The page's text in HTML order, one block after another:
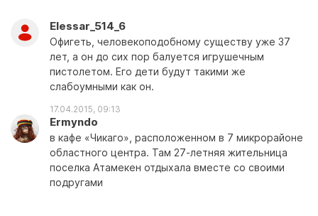
Elessar_514_6
Офигеть, человекоподобному существу уже 37
лет, а он до сих пор балуется игрушечным
пистолетом. Его дети будут такими же
слабоумными как он.
17.04.2015, 09:13
Ermyndo
в кафе «Чикаго», расположенном в 7 микрорайоне
областного центра. Там 27-летняя жительница
поселка Атамекен отдыхала вместе со своими
подругами